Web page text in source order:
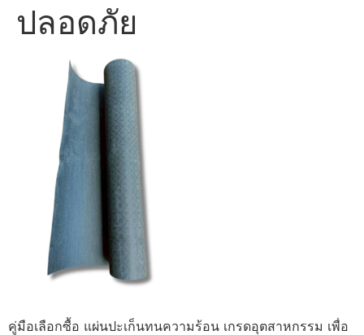
ปลอดภัย
คู่มือเลือกซื้อ แผ่นปะเก็นทนความร้อน เกรดอุตสาหกรรม เพื่อ